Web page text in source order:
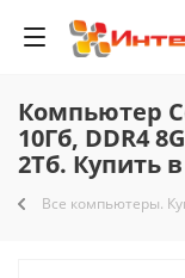
Компьютер
10Гб, DDR4
2Тб. Купить
Все компьютеры.